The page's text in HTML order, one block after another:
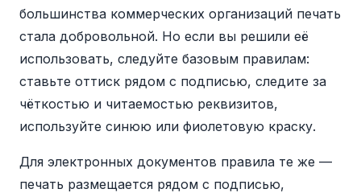
и документах для участия в госзакупках
по 44-ФЗ и 223-ФЗ и в документах для
таможенного оформления.
и без оттиска. Требование печати
осталось лишь для отдельных случаев:
трудовые книжки, доверенности в суд,
бланки строгой отчётности, документы
для госзакупок и таможни.
большинства коммерческих организаций печать
стала добровольной. Но если вы решили её
использовать, следуйте базовым правилам:
ставьте оттиск рядом с подписью, следите за
чёткостью и читаемостью реквизитов,
используйте синюю или фиолетовую краску.
Для электронных документов правила те же —
печать размещается рядом с подписью,